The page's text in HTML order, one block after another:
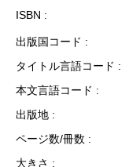
ISBN
出版国コード
タイトル言語コード
本文言語コード
出版地
ページ数/冊数
大きさ